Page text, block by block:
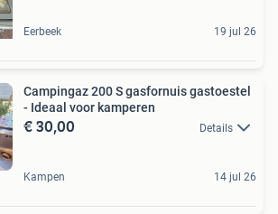
Eerbeek 19 jul 26
Campingaz 200 S gasfornuis gastoestel
- Ideaal voor kamperen
€ 30,00 Details
Kampen 14 jul 26